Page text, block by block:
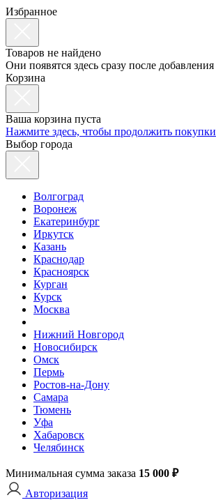
Избранное
Товаров не найдено
Они появятся здесь сразу после добавления
Корзина
Ваша корзина пуста
Нажмите здесь, чтобы продолжить покупки
Выбор города
Волгоград
Воронеж
Екатеринбург
Иркутск
Казань
Краснодар
Красноярск
Курган
Курск
Москва
Нижний Новгород
Новосибирск
Омск
Пермь
Ростов-на-Дону
Самара
Тюмень
Уфа
Хабаровск
Челябинск
Минимальная сумма заказа 15 000 ₽
Авторизация